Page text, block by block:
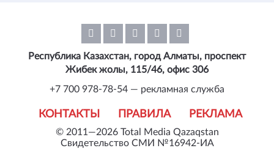
© 2011—2026 Total Media Qazaqstan
Свидетельство СМИ №16942-ИА
КОНТАКТЫ ПРАВИЛА РЕКЛАМА
Республика Казахстан, город Алматы, проспект
Жибек жолы, 115/46, офис 306
+7 700 978-78-54 — рекламная служба